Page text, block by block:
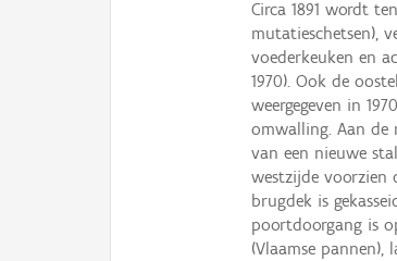
Circa 1891 wordt
mutatieschetsen),
voederkeuken en
1970). Ook de
weergegeven in
omwalling. Aan de
van een nieuwe
westzijde voorzien
brugdek is
poortdoorgang is
(Vlaamse